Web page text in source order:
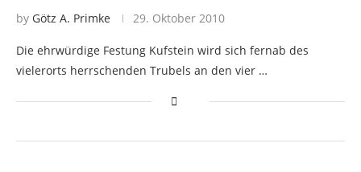
by Götz A. Primke 29. Oktober 2010
Die ehrwürdige Festung Kufstein wird sich fernab des
vielerorts herrschenden Trubels an den vier …